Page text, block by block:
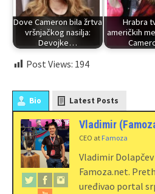
Dove Cameron bila žrtva
vršnjačkog nasilja:
Devojke…
Hrabra
američkih
Post Views: 194
Bio Latest Posts
Vladimir
CEO at Famoza
Vladimir
Famoza.net.
uređivao portal